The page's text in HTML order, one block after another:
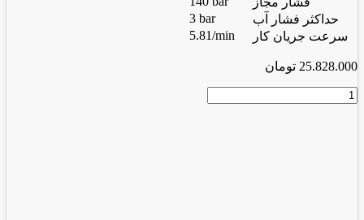
حداکثر فشار آب
3 bar
سرعت جریان کار
5.81/min
25.828.000 تومان
کارواش